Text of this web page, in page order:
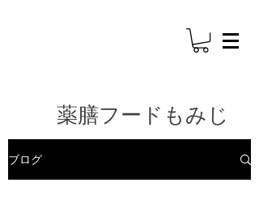
​薬膳フードもみじ
ブログ